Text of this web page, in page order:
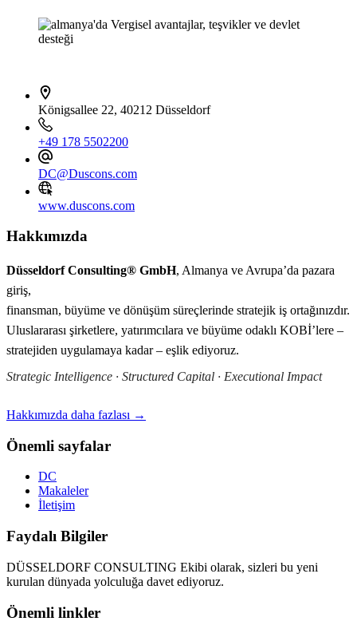
Königsallee 22, 40212 Düsseldorf
+49 178 5502200
DC@Duscons.com
www.duscons.com
Hakkımızda
Düsseldorf Consulting® GmbH, Almanya ve Avrupa’da pazara
giriş,
finansman, büyüme ve dönüşüm süreçlerinde stratejik iş ortağınızdır.
Uluslararası şirketlere, yatırımcılara ve büyüme odaklı KOBİ’lere –
stratejiden uygulamaya kadar – eşlik ediyoruz.
Strategic Intelligence · Structured Capital · Executional Impact
Hakkımızda daha fazlası →
Önemli sayfalar
DC
Makaleler
İletişim
Faydalı Bilgiler
DÜSSELDORF CONSULTING Ekibi olarak, sizleri bu yeni
kurulan dünyada yolculuğa davet ediyoruz.
Önemli linkler